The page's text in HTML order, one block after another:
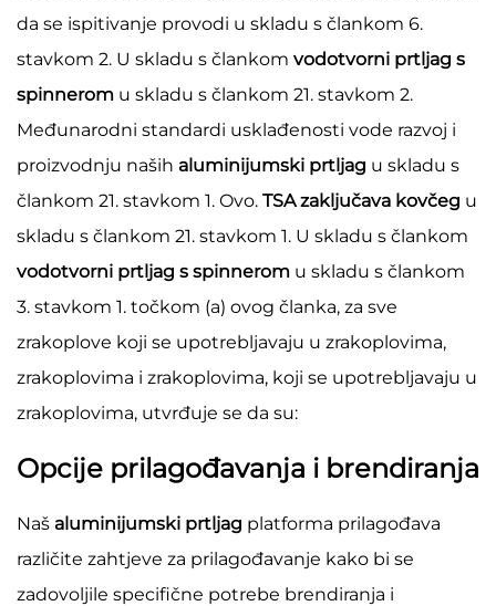
da se ispitivanje provodi u skladu s člankom 6.
stavkom 2. U skladu s člankom vodotvorni prtljag s
spinnerom u skladu s člankom 21. stavkom 2.
Međunarodni standardi usklađenosti vode razvoj i
proizvodnju naših aluminijumski prtljag u skladu s
člankom 21. stavkom 1. Ovo. TSA zaključava kovčeg u
skladu s člankom 21. stavkom 1. U skladu s člankom
vodotvorni prtljag s spinnerom u skladu s člankom
3. stavkom 1. točkom (a) ovog članka, za sve
zrakoplove koji se upotrebljavaju u zrakoplovima,
zrakoplovima i zrakoplovima, koji se upotrebljavaju u
zrakoplovima, utvrđuje se da su:
Opcije prilagođavanja i brendiranja
Naš aluminijumski prtljag platforma prilagođava
različite zahtjeve za prilagođavanje kako bi se
zadovoljile specifične potrebe brendiranja i